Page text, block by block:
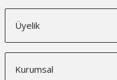
Üyelik
Kurumsal